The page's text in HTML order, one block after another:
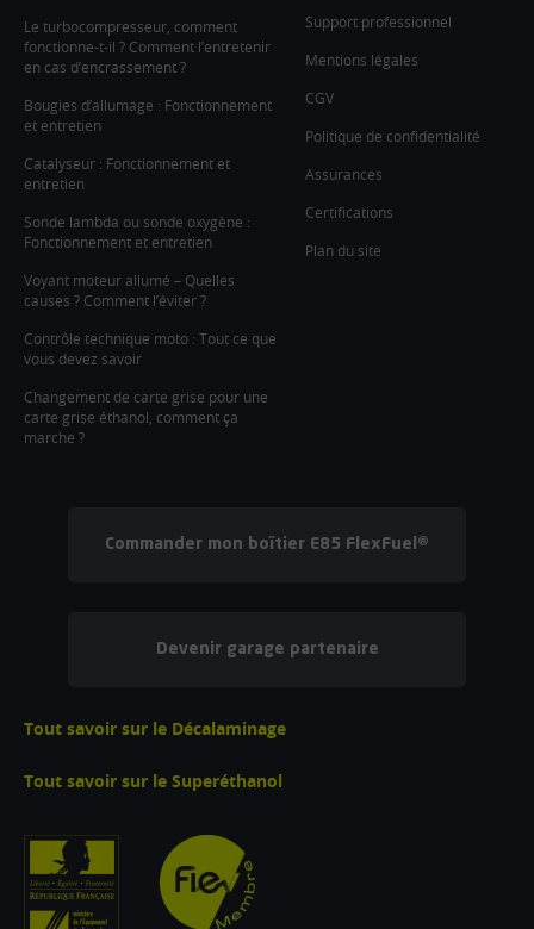
Le turbocompresseur, comment
fonctionne-t-il ? Comment l’entretenir
en cas d’encrassement ?
Bougies d’allumage : Fonctionnement
et entretien
Catalyseur : Fonctionnement et
entretien
Sonde lambda ou sonde oxygène :
Fonctionnement et entretien
Voyant moteur allumé – Quelles
causes ? Comment l’éviter ?
Contrôle technique moto : Tout ce que
vous devez savoir
Changement de carte grise pour une
carte grise éthanol, comment ça
marche ?
Support professionnel
Mentions légales
CGV
Politique de confidentialité
Assurances
Certifications
Plan du site
Commander mon boîtier E85 FlexFuel®
Devenir garage partenaire
Tout savoir sur le Décalaminage
Tout savoir sur le Superéthanol